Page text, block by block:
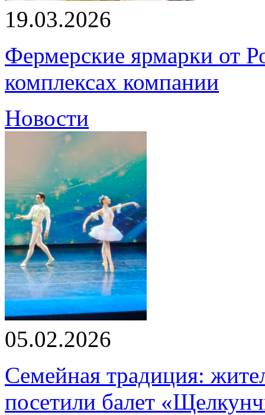
19.03.2026
Фермерские ярмарки от
комплексах компании
Новости
05.02.2026
Семейная традиция:
посетили балет